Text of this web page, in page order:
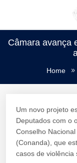
Câmara avança
Home
Um novo projeto
Deputados com o
Conselho
(Conanda), que
casos de violência